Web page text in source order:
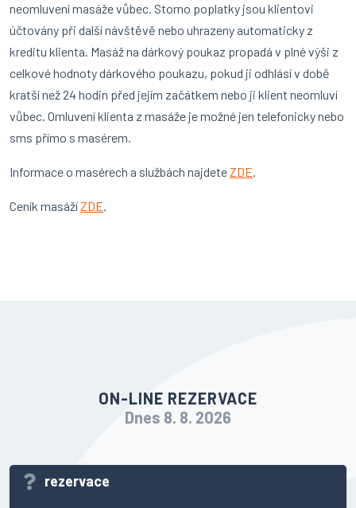
neomluvení masáže vůbec. Storno poplatky jsou klientovi
účtovány při další návštěvě nebo uhrazeny automaticky z
kreditu klienta. Masáž na dárkový poukaz propadá v plné výši z
celkové hodnoty dárkového poukazu, pokud ji odhlásí v době
kratší než 24 hodin před jejím začátkem nebo ji klient neomluví
vůbec. Omluvení klienta z masáže je možné jen telefonicky nebo
sms přímo s masérem.
Informace o masérech a službách najdeteZDE
Ceník masážíZDE
ON-LINE REZERVACE
Dnes 8. 8. 2026
rezervace